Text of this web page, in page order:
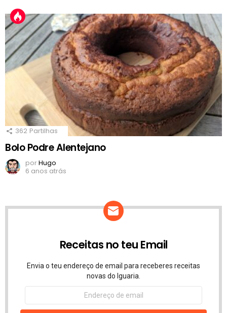
362 Partilhas
Bolo Podre Alentejano
porHugo
6 anos atrás
Receitas no teu Email
Envia o teu endereço de email para receberes receitas
novas do Iguaria.
Endereço
email